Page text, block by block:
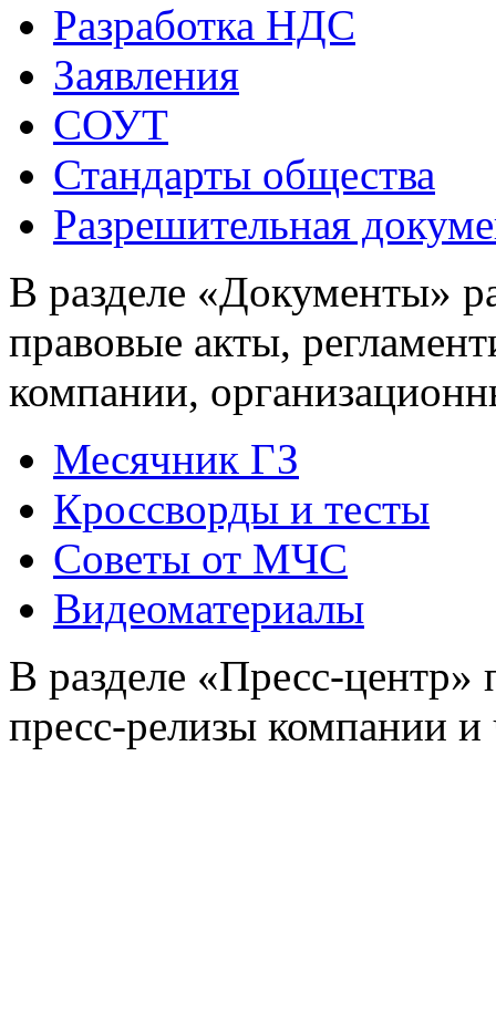
Разработка НДС
Заявления
СОУТ
Стандарты общества
Разрешительная
В разделе «Документы»
правовые акты,
компании,
Месячник ГЗ
Кроссворды и тесты
Советы от МЧС
Видеоматериалы
В разделе «Пресс-
пресс-релизы компании и